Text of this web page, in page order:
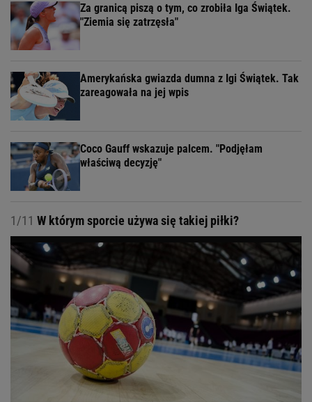
Za granicą piszą o tym, co zrobiła Iga Świątek.
"Ziemia się zatrzęsła"
Amerykańska gwiazda dumna z Igi Świątek. Tak
zareagowała na jej wpis
Coco Gauff wskazuje palcem. "Podjęłam
właściwą decyzję"
1/11 W którym sporcie używa się takiej piłki?